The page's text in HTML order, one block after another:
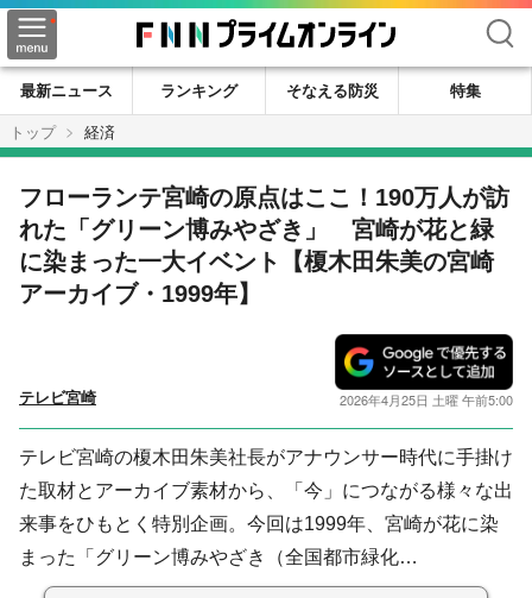
検索
最新ニュース ランキング そなえる防災
特集
トップ
経済
フローランテ宮崎の原点はここ！190万人が訪
れた「グリーン博みやざき」 宮崎が花と緑
に染まった一大イベント【榎木田朱美の宮崎
アーカイブ・1999年】
テレビ宮崎 2026年4月25日 土曜 午前5:00
テレビ宮崎の榎木田朱美社長がアナウンサー時代に手掛け
た取材とアーカイブ素材から、「今」につながる様々な出
来事をひもとく特別企画。今回は1999年、宮崎が花に染
まった「グリーン博みやざき（全国都市緑化…